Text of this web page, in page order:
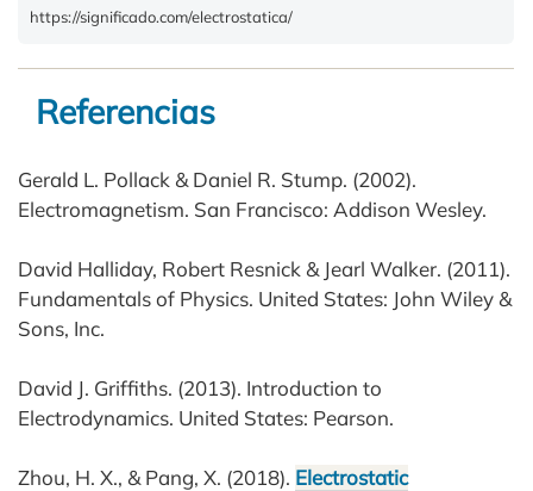
https://significado.com/electrostatica/
Referencias
Gerald L. Pollack & Daniel R. Stump. (2002).
Electromagnetism. San Francisco: Addison Wesley.
David Halliday, Robert Resnick & Jearl Walker. (2011).
Fundamentals of Physics. United States: John Wiley &
Sons, Inc.
David J. Griffiths. (2013). Introduction to
Electrodynamics. United States: Pearson.
Zhou, H. X., & Pang, X. (2018). Electrostatic